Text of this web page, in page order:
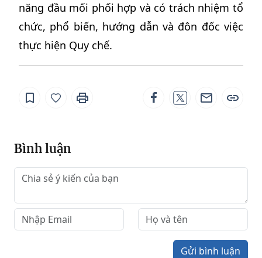
năng đầu mối phối hợp và có trách nhiệm tổ
chức, phổ biến, hướng dẫn và đôn đốc việc
thực hiện Quy chế.
Bình luận
Gửi bình luận